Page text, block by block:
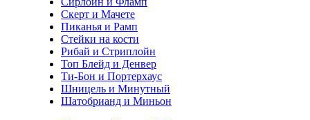
Скерт и Мачете
Пиканья и Рамп
Стейки на кости
Рибай и Стриплойн
Топ Блейд и Денвер
Ти-Бон и Портерхаус
Шницель и Минутный
Шатобрианд и Миньон